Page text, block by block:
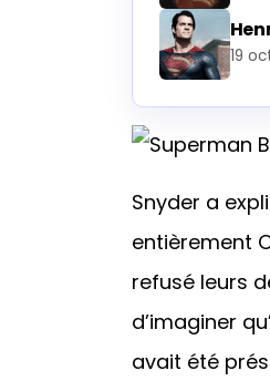
19
Snyder a
entièrement
refusé leurs
d’imaginer
avait été